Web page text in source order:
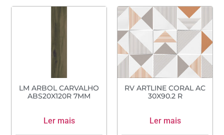
LM ARBOL CARVALHO
ABS20X120R 7MM
Ler mais
RV ARTLINE CORAL AC
30X90.2 R
Ler mais